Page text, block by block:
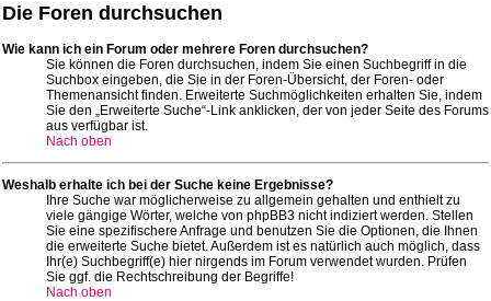
Die Foren durchsuchen
Wie kann ich ein Forum oder mehrere Foren durchsuchen?
Sie können die Foren durchsuchen, indem Sie einen Suchbegriff in die
Suchbox eingeben, die Sie in der Foren-Übersicht, der Foren- oder
Themenansicht finden. Erweiterte Suchmöglichkeiten erhalten Sie, indem
Sie den „Erweiterte Suche“-Link anklicken, der von jeder Seite des Forums
aus verfügbar ist.
Nach oben
Weshalb erhalte ich bei der Suche keine Ergebnisse?
Ihre Suche war möglicherweise zu allgemein gehalten und enthielt zu
viele gängige Wörter, welche von phpBB3 nicht indiziert werden. Stellen
Sie eine spezifischere Anfrage und benutzen Sie die Optionen, die Ihnen
die erweiterte Suche bietet. Außerdem ist es natürlich auch möglich, dass
Ihr(e) Suchbegriff(e) hier nirgends im Forum verwendet wurden. Prüfen
Sie ggf. die Rechtschreibung der Begriffe!
Nach oben